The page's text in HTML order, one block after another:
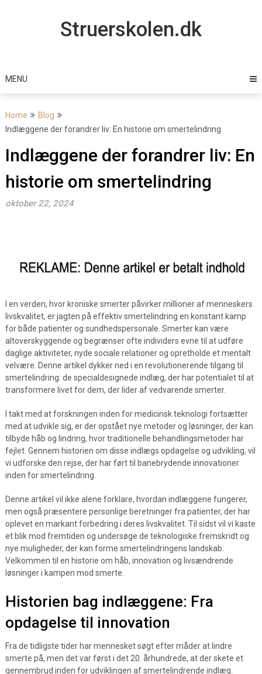
Struerskolen.dk
MENU
Home
Blog
Indlæggene der forandrer liv: En historie om smertelindring
Indlæggene der forandrer liv: En
historie om smertelindring
oktober 22, 2024
I en verden, hvor kroniske smerter påvirker millioner af menneskers
livskvalitet, er jagten på effektiv smertelindring en konstant kamp
for både patienter og sundhedspersonale. Smerter kan være
altoverskyggende og begrænser ofte individers evne til at udføre
daglige aktiviteter, nyde sociale relationer og opretholde et mentalt
velvære. Denne artikel dykker ned i en revolutionerende tilgang til
smertelindring: de specialdesignede indlæg, der har potentialet til at
transformere livet for dem, der lider af vedvarende smerter.
I takt med at forskningen inden for medicinsk teknologi fortsætter
med at udvikle sig, er der opstået nye metoder og løsninger, der kan
tilbyde håb og lindring, hvor traditionelle behandlingsmetoder har
fejlet. Gennem historien om disse indlægs opdagelse og udvikling, vil
vi udforske den rejse, der har ført til banebrydende innovationer
inden for smertelindring.
Denne artikel vil ikke alene forklare, hvordan indlæggene fungerer,
men også præsentere personlige beretninger fra patienter, der har
oplevet en markant forbedring i deres livskvalitet. Til sidst vil vi kaste
et blik mod fremtiden og undersøge de teknologiske fremskridt og
nye muligheder, der kan forme smertelindringens landskab.
Velkommen til en historie om håb, innovation og livsændrende
løsninger i kampen mod smerte.
Historien bag indlæggene: Fra
opdagelse til innovation
Fra de tidligste tider har mennesket søgt efter måder at lindre
smerte på, men det var først i det 20. århundrede, at der skete et
gennembrud inden for udviklingen af smertelindrende indlæg.